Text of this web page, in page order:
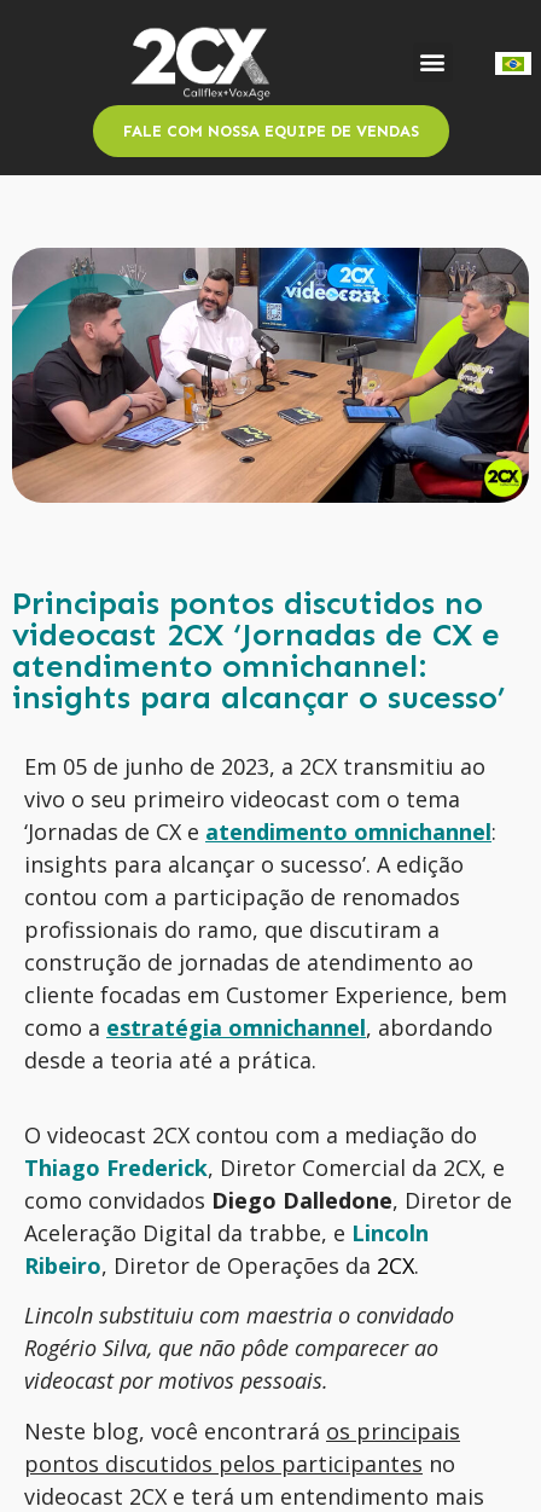
FALE COM NOSSA EQUIPE DE VENDAS
Principais pontos discutidos no
videocast 2CX ‘Jornadas de CX e
atendimento omnichannel:
insights para alcançar o sucesso’
Em 05 de junho de 2023, a 2CX transmitiu ao
vivo o seu primeiro videocast com o tema
‘Jornadas de CX e atendimento omnichannel:
insights para alcançar o sucesso’. A edição
contou com a participação de renomados
profissionais do ramo, que discutiram a
construção de jornadas de atendimento ao
cliente focadas em Customer Experience, bem
como a estratégia omnichannel, abordando
desde a teoria até a prática.
O videocast 2CX contou com a mediação do
Thiago Frederick, Diretor Comercial da 2CX, e
como convidados Diego Dalledone, Diretor de
Aceleração Digital da trabbe, e Lincoln
Ribeiro, Diretor de Operações da 2CX.
Lincoln substituiu com maestria o convidado
Rogério Silva, que não pôde comparecer ao
videocast por motivos pessoais.
Neste blog, você encontrará os principais
pontos discutidos pelos participantes no
videocast 2CX e terá um entendimento mais